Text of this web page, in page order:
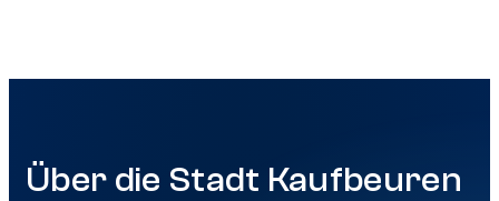
Über die Stadt Kaufbeuren